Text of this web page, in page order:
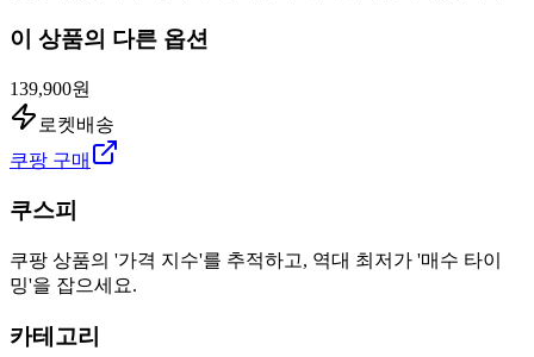
이 상품의 다른 옵션
139,900원
로켓배송
쿠팡 구매
쿠스피
쿠팡 상품의 '가격 지수'를 추적하고, 역대 최저가 '매수 타이
밍'을 잡으세요.
카테고리